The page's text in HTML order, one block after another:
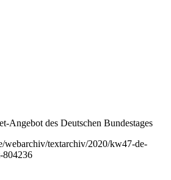
Angebot des Deutschen Bundestages
webarchiv/textarchiv/2020/kw47-de-
804236